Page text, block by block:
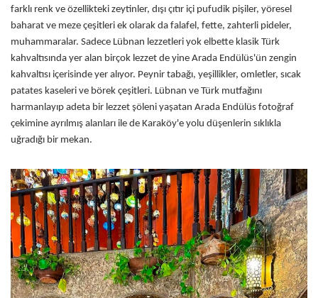
farklı renk ve özellikteki zeytinler, dışı çıtır içi pufudik pişiler, yöresel
baharat ve meze çeşitleri ek olarak da falafel, fette, zahterli pideler,
muhammaralar. Sadece Lübnan lezzetleri yok elbette klasik Türk
kahvaltısında yer alan birçok lezzet de yine Arada Endülüs'ün zengin
kahvaltısı içerisinde yer alıyor. Peynir tabağı, yeşillikler, omletler, sıcak
patates kaseleri ve börek çeşitleri. Lübnan ve Türk mutfağını
harmanlayıp adeta bir lezzet şöleni yaşatan Arada Endülüs fotoğraf
çekimine ayrılmış alanları ile de Karaköy'e yolu düşenlerin sıklıkla
uğradığı bir mekan.